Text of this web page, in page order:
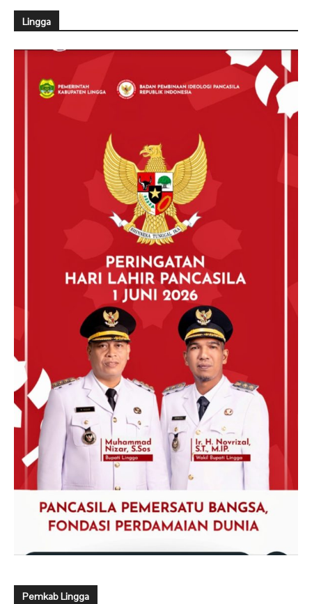
Lingga
Pemkab Lingga